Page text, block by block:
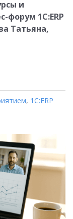
и
форум 1С:ERP
Татьяна,
, 1С:ERP